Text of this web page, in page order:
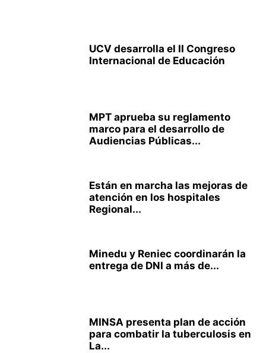
UCV desarrolla el II Congreso
Internacional de Educación
MPT aprueba su reglamento
marco para el desarrollo de
Audiencias Públicas...
Están en marcha las mejoras de
atención en los hospitales
Regional...
Minedu y Reniec coordinarán la
entrega de DNI a más de...
MINSA presenta plan de acción
para combatir la tuberculosis en
La...